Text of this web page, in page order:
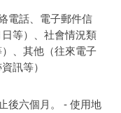
電話、電子郵件信
等）、社會情況類
）、其他（往來電子
訊等）
後六個月。 - 使用地